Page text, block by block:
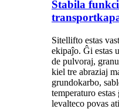
Stabila
Sitellifto estas
ekipaĵo. Ĝi estas
de pulvoraj,
kiel tre abraziaj
grundokarbo,
temperaturo
levalteco povas